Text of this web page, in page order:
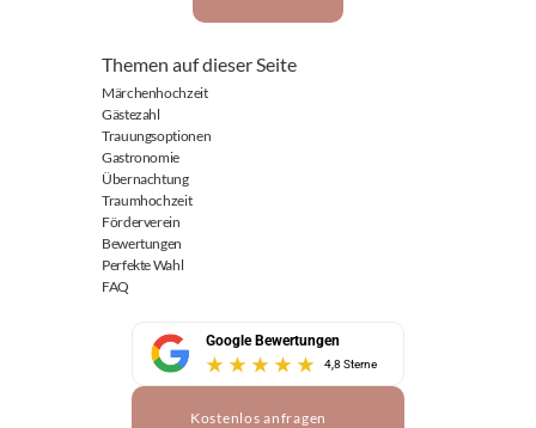
Themen auf dieser Seite
Märchenhochzeit
Gästezahl
Trauungsoptionen
Gastronomie
Übernachtung
Traumhochzeit
Förderverein
Bewertungen
Perfekte Wahl
FAQ
Google Bewertungen
4,8 Sterne
Kostenlos anfragen